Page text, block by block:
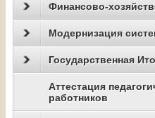
Финансово-
Модернизация
Государственная
Аттестация
работников